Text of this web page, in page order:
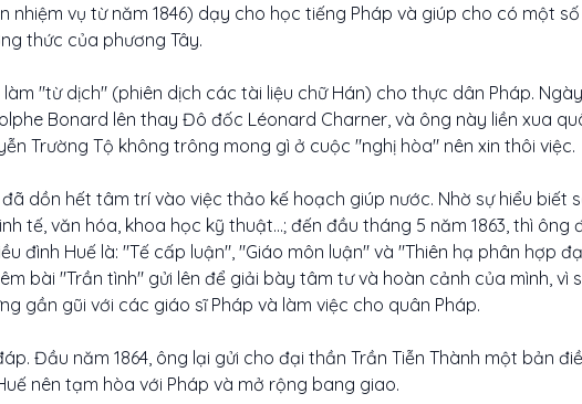
nhiệm vụ từ năm 1846) dạy cho học tiếng Pháp và giúp cho có một số
thức của phương Tây.
"từ dịch" (phiên dịch các tài liệu chữ Hán) cho thực dân Pháp.
Bonard lên thay Đô đốc Léonard Charner, và ông này liền xua
Trường Tộ không trông mong gì ở cuộc "nghị hòa" nên xin thôi việc.
dồn hết tâm trí vào việc thảo kế hoạch giúp nước. Nhờ sự hiểu biết
tế, văn hóa, khoa học kỹ thuật...; đến đầu tháng 5 năm 1863, thì ông
đình Huế là: "Tế cấp luận", "Giáo môn luận" và "Thiên hạ phân hợp
bài "Trần tình" gửi lên để giải bày tâm tư và hoàn cảnh của mình, vì
gần gũi với các giáo sĩ Pháp và làm việc cho quân Pháp.
Đầu năm 1864, ông lại gửi cho đại thần Trần Tiễn Thành một bản
nên tạm hòa với Pháp và mở rộng bang giao.